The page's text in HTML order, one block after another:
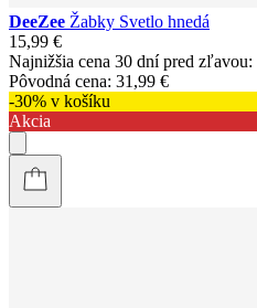
DeeZee Žabky Svetlo hnedá
15,99 €
Najnižšia cena 30 dní pred zľavou:
Pôvodná cena: 31,99 €
-30% v košíku
Akcia